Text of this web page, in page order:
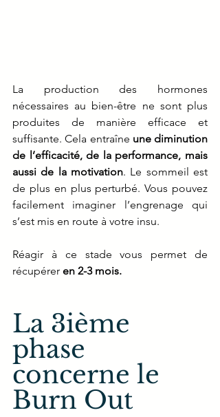
La production des hormones
nécessaires au bien-être ne sont plus
produites de manière efficace et
suffisante. Cela entraîne une diminution
de l’efficacité, de la performance, mais
aussi de la motivation. Le sommeil est
de plus en plus perturbé. Vous pouvez
facilement imaginer l’engrenage qui
s’est mis en route à votre insu.
Réagir à ce stade vous permet de
récupérer en 2-3 mois.
La 3ième
phase
concerne le
Burn Out